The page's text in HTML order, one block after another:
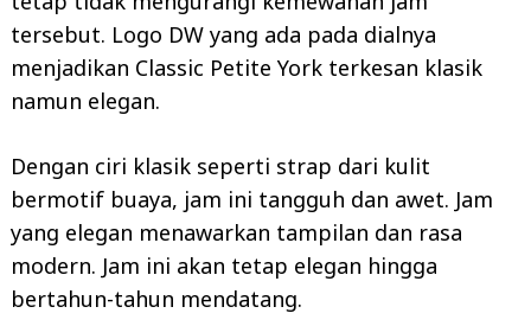
tersebut. Logo DW yang ada pada dialnya
menjadikan Classic Petite York terkesan klasik
namun elegan.
Dengan ciri klasik seperti strap dari kulit
bermotif buaya, jam ini tangguh dan awet. Jam
yang elegan menawarkan tampilan dan rasa
modern. Jam ini akan tetap elegan hingga
bertahun-tahun mendatang.